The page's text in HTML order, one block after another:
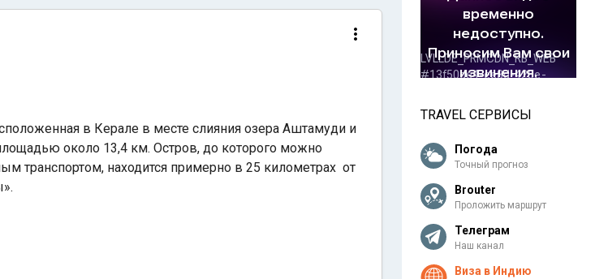
в Керале в месте слияния озера Аштамуди и
около 13,4 км. Остров, до которого можно
транспортом, находится примерно в 25 километрах от
TRAVEL СЕРВИСЫ
Погода
Точный прогноз
Brouter
Проложить маршрут
Телеграм
Наш канал
Виза в Индию